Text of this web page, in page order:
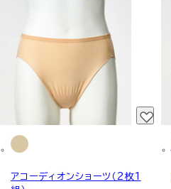
アコーディオンショーツ（2枚1